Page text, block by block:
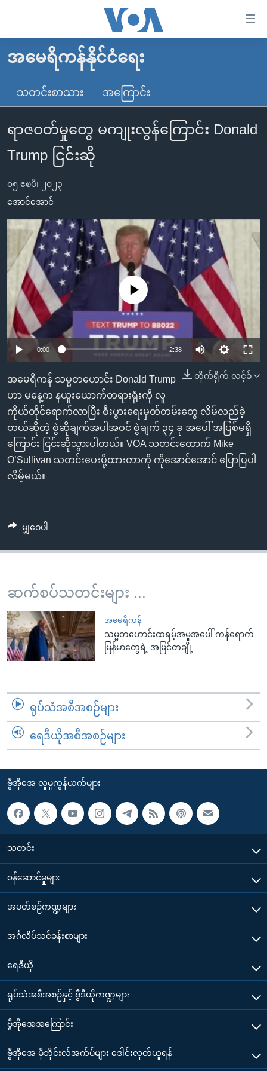
လွယ်ကူ
သည့်
များ
ပင်မ
သို့
ကျော်
ကြည့်
ပင်မ
အ
စာမျက်နှာ
ကျော်
ကြည့်
ရှာဖွေ
ရန်
နေရာ
သို့
ကျော်
ရန်
မူလစာမျက်နှာ
ကမ္ဘာ့သတင်းများ
နိုင်ငံတကာ
အမေရိကန်
အစ္စရေး-ပါလက်စတိုင်း
ဗွီဒီယို
သတင်းလွတ်လပ်ခွင့်
ရပ်ဝန်းတခု လမ်းတခု အလွန်
အင်္ဂလိပ်စာလေ့လာမယ်
မကြေးမုံရဲ့ အင်္ဂလိပ်စာ
ရုပ်ရှင်ထဲက အင်္ဂလိပ်စာ
သုတပဒေသာ အင်္ဂလိပ်စာ
ရေဒီယို
တီဗွီ
ရေဒီယိုနှင့်ရုပ်သံ အချက်အလက်များ
ရေဒီယို/တီဗွီအစီအစဉ်
Learning English
ဗွီအိုအေ လူမှုကွန်ယက်များ
ဘာသာစကားများ
အမေရိကန်နိုင်ငံရေး
သတင်းစာသား အကြောင်း
ရာဇဝတ်မှုတွေ မကျုးလွန်ကြောင်း Donald
Trump ငြင်းဆို
၀၅ ဧၿပီ၊ ၂၀၂၃
အောင်အောင်
No media source currently available
0:00 2:38
တိုက်ရိုက် လင့်ခ်
အမေရိကန် သမ္မတဟောင်း Donald Trump
ဟာ မနေ့က နယူးယောက်တရားရုံးကို လူ
ကိုယ်တိုင်ရောက်လာပြီး စီးပွားရေးမှတ်တမ်းတွေ လိမ်လည်ခဲ့
တယ်ဆိုတဲ့ စွဲဆိုချက်အပါအဝင် စွဲချက် ၃၄ ခု အပေါ် အပြစ်မရှိ
ကြောင်း ငြင်းဆိုသွားပါတယ်။ VOA သတင်းထောက် Mike
O’Sullivan သတင်းပေးပို့ထားတာကို ကိုအောင်အောင် ပြောပြပါ
လိမ့်မယ်။
မျှဝေပါ
ဆက်စပ်သတင်းများ ...
အမေရိကန်
သမ္မတဟောင်းထရမ့်အမှုအပေါ် ကန်ရောက်
မြန်မာတွေရဲ့ အမြင်တချို့
ရုပ်သံအစီအစဉ်များ
ရေဒီယိုအစီအစဉ်များ
ဗွီအိုအေ လူမှုကွန်ယက်များ
သတင်း
၀န်ဆောင်မှုများ
အပတ်စဉ်ကဏ္ဍများ
အင်္ဂလိပ်သင်ခန်းစာများ
ရေဒီယို
ရုပ်သံအစီအစဉ်နှင့် ဗွီဒီယိုကဏ္ဍများ
ဗွီအိုအေအကြောင်း
ဗွီအိုအေ မိုဘိုင်းလ်အက်ပ်များ ဒေါင်းလုတ်ယူရန်